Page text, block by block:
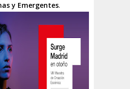
y Emergentes.